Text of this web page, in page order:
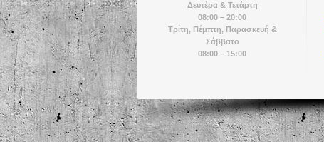
Δευτέρα & Τετάρτη
08:00 – 20:00
Τρίτη, Πέμπτη, Παρασκευή &
Σάββατο
08:00 – 15:00